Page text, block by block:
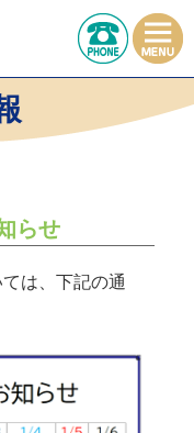
らせ
は、下記の通